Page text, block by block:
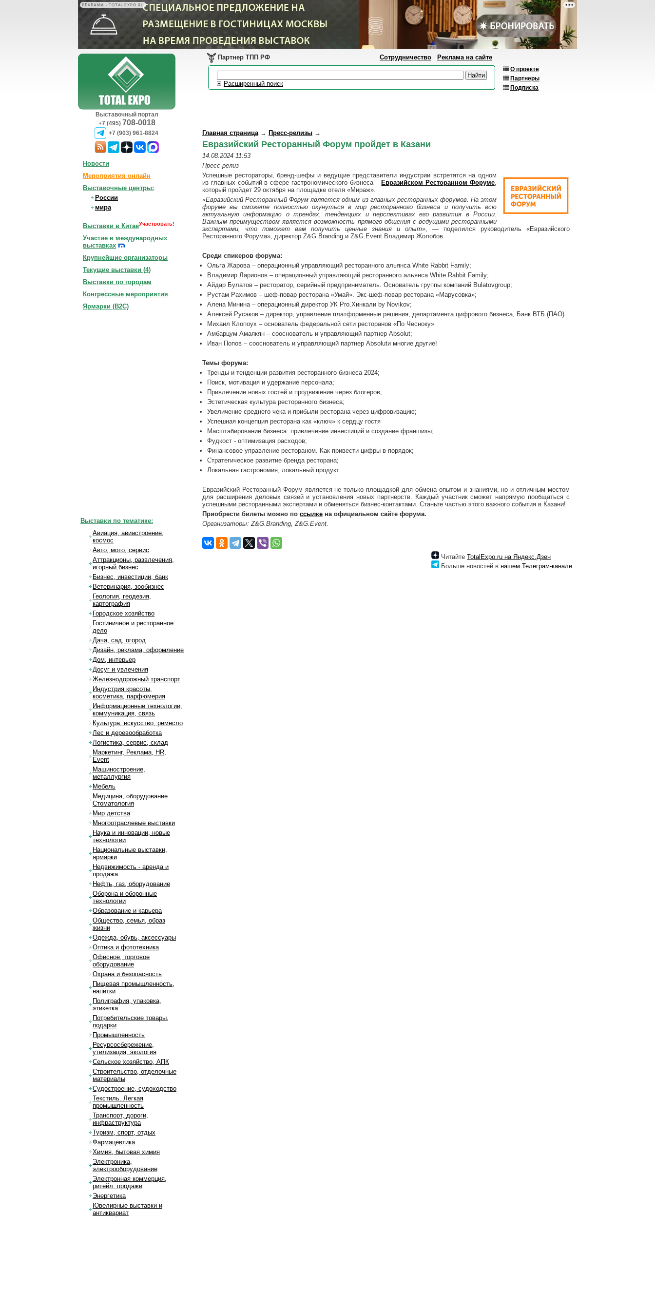
РЕКЛАМА • TOTALEXPO.RU
Выставочный портал
+7 (495) 708-0018
+7 (903) 961-8824
О проекте
Партнеры
Подписка
Партнер ТПП РФ Сотрудничество Реклама на сайте
Расширенный поиск
Главная страница→ Пресс-релизы →
Евразийский Ресторанный Форум пройдет в Казани
14.08.2024 11:53
Пресс-релиз
Успешные рестораторы, бренд-шефы и ведущие представители индустрии встретятся на одном
из главных событий в сфере гастрономического бизнеса – Евразийском Ресторанном Форуме,
который пройдет 29 октября на площадке отеля «Мираж».
«Евразийский Ресторанный Форум является одним из главных ресторанных форумов. На этом
форуме вы сможете полностью окунуться в мир ресторанного бизнеса и получить всю
актуальную информацию о трендах, тенденциях и перспективах его развития в России.
Важным преимуществом является возможность прямого общения с ведущими ресторанными
экспертами, что поможет вам получить ценные знания и опыт», — поделился руководитель «Евразийского
Ресторанного Форума», директор Z&G.Branding и Z&G.Event Владимир Жолобов.
Среди спикеров форума:
Ольга Жарова – операционный управляющий ресторанного альянса White Rabbit Family;
Владимир Ларионов – операционный управляющий ресторанного альянса White Rabbit Family;
Айдар Булатов – ресторатор, серийный предприниматель. Основатель группы компаний Bulatovgroup;
Рустам Рахимов – шеф-повар ресторана «Умай». Экс-шеф-повар ресторана «Марусовка»;
Алена Минина – операционный директор УК Pro.Хинкали by Novikov;
Алексей Русаков – директор, управление платформенные решения, департамента цифрового бизнеса, Банк ВТБ (ПАО)
Михаил Клопоух – основатель федеральной сети ресторанов «По Чесноку»
Амбарцум Амаякян – сооснователь и управляющий партнер Absolut;
Иван Попов – сооснователь и управляющий партнер Absolutи многие другие!
Темы форума:
Тренды и тенденции развития ресторанного бизнеса 2024;
Поиск, мотивация и удержание персонала;
Привлечение новых гостей и продвижение через блогеров;
Эстетическая культура ресторанного бизнеса;
Увеличение среднего чека и прибыли ресторана через цифровизацию;
Успешная концепция ресторана как «ключ» к сердцу гостя
Масштабирование бизнеса: привлечение инвестиций и создание франшизы;
Фудкост - оптимизация расходов;
Финансовое управление рестораном. Как привести цифры в порядок;
Стратегическое развитие бренда ресторана;
Локальная гастрономия, локальный продукт.
Евразийский Ресторанный Форум является не только площадкой для обмена опытом и знаниями, но и отличным местом
для расширения деловых связей и установления новых партнерств. Каждый участник сможет напрямую пообщаться с
успешными ресторанными экспертами и обменяться бизнес-контактами. Станьте частью этого важного события в Казани!
Приобрести билеты можно по ссылке на официальном сайте форума.
Организаторы: Z&G.Branding, Z&G.Event.
Читайте TotalExpo.ru на Яндекс.Дзен
Больше новостей в нашем Телеграм-канале
Новости
Мероприятия онлайн
Выставочные центры:
России
мира
Выставки в КитаеУчаствовать!
Участие в международных
выставках
Крупнейшие организаторы
Текущие выставки (4)
Выставки по городам
Конгрессные мероприятия
Ярмарки (B2C)
Выставки по тематике:
Авиация, авиастроение,
космос
Авто, мото, сервис
Аттракционы, развлечения,
игорный бизнес
Бизнес, инвестиции, банк
Ветеринария, зообизнес
Геология, геодезия,
картография
Городское хозяйство
Гостиничное и ресторанное
дело
Дача, сад, огород
Дизайн, реклама, оформление
Дом, интерьер
Досуг и увлечения
Железнодорожный транспорт
Индустрия красоты,
косметика, парфюмерия
Информационные технологии,
коммуникация, связь
Культура, искусство, ремесло
Лес и деревообработка
Логистика, сервис, склад
Маркетинг, Реклама, HR,
Event
Машиностроение,
металлургия
Мебель
Медицина, оборудование.
Стоматология
Мир детства
Многоотраслевые выставки
Наука и инновации, новые
технологии
Национальные выставки,
ярмарки
Недвижимость - аренда и
продажа
Нефть, газ, оборудование
Оборона и оборонные
технологии
Образование и карьера
Общество, семья, образ
жизни
Одежда, обувь, аксессуары
Оптика и фототехника
Офисное, торговое
оборудование
Охрана и безопасность
Пищевая промышленность,
напитки
Полиграфия, упаковка,
этикетка
Потребительские товары,
подарки
Промышленность
Ресурсосбережение,
утилизация, экология
Сельское хозяйство, АПК
Строительство, отделочные
материалы
Судостроение, судоходство
Текстиль. Легкая
промышленность
Транспорт, дороги,
инфраструктура
Туризм, спорт, отдых
Фармацевтика
Химия, бытовая химия
Электроника,
электрооборудование
Электронная коммерция,
ритейл, продажи
Энергетика
Ювелирные выставки и
антиквариат